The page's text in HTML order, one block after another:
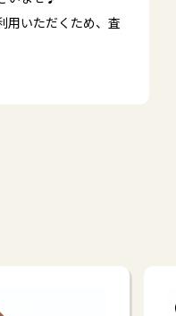
用いただくため、査